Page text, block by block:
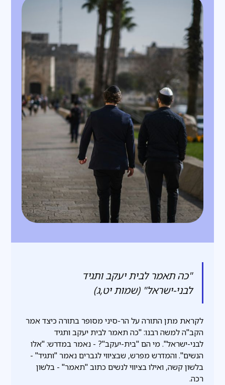
"כה תאמר לבית יעקב ותגיד
לבני-ישראל" (שמות יט,ג)
לקראת מתן התורה על הר-סיני מסופר בתורה כיצד אמר
הקב"ה למשה רבנו: "כה תאמר לבית יעקב ותגיד
לבני-ישראל". מי הם "בית-יעקב"? - נאמר במדרש: "אלו
הנשים". והמדרש מפרש, שבציווי לגברים נאמר "ותגיד" -
בלשון קשה, ואילו בציווי לנשים כתוב "תאמר" - בלשון
רכה.